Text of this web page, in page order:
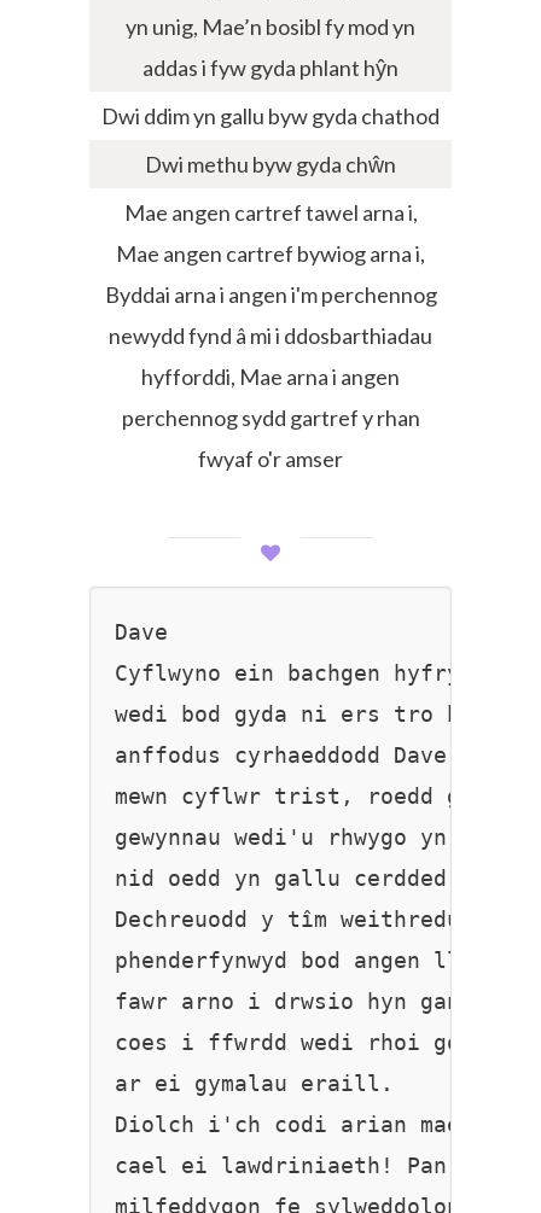
yn unig, Mae’n bosibl fy mod yn
addas i fyw gyda phlant hŷn
Dwi ddim yn gallu byw gyda chathod
Dwi methu byw gyda chŵn
Mae angen cartref tawel arna i,
Mae angen cartref bywiog arna i,
Byddai arna i angen i'm perchennog
newydd fynd â mi i ddosbarthiadau
hyfforddi, Mae arna i angen
perchennog sydd gartref y rhan
fwyaf o'r amser
Dave
Cyflwyno ein bachgen hyfryd
wedi bod gyda ni ers tro
anffodus cyrhaeddodd Dave
mewn cyflwr trist, roedd ganddo
gewynnau wedi'u rhwygo yn ei
nid oedd yn gallu cerdded yn
Dechreuodd y tîm weithredu a
phenderfynwyd bod angen
fawr arno i drwsio hyn gan y
coes i ffwrdd wedi rhoi gormod
ar ei gymalau eraill.
Diolch i'ch codi arian mae
cael ei lawdriniaeth! Pan
milfeddygon fe sylweddolon nhw